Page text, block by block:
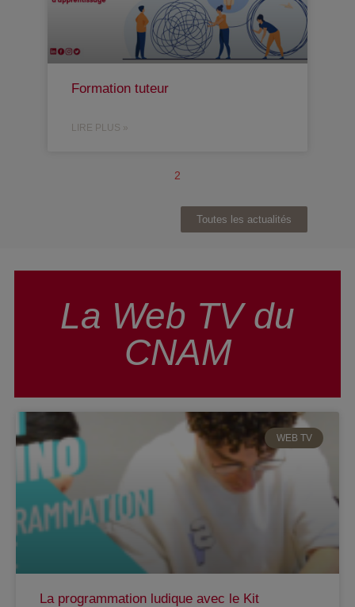
Formation tuteur
LIRE PLUS »
2
Toutes les actualités
La Web TV du
CNAM
WEB TV
La programmation ludique avec le Kit